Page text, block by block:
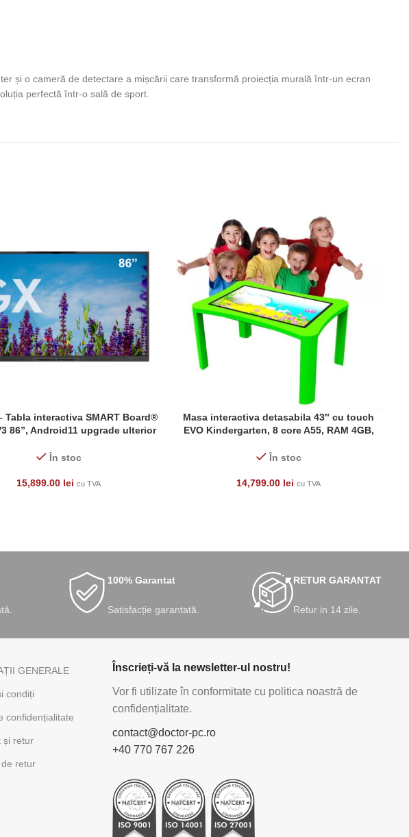
și o cameră de detectare a mișcării care transformă proiecția murală într-un ecran
perfectă într-o sală de sport.
COȘ
Tabla interactiva SMART Board®
86”, Android11 upgrade ulterior
În stoc
15,899.00 lei cu TVA
ADAUGĂ ÎN COȘ
Masa interactiva detasabila 43″ cu touch
EVO Kindergarten, 8 core A55, RAM 4GB,
În stoc
14,799.00 lei cu TVA
100% Garantat
Satisfacție garantată.
RETUR GARANTAT
Retur in 14 zile.
GENERALE
condiți
confidențialitate
și retur
retur
Înscrieți-vă la newsletter-ul nostru!
Vor fi utilizate în conformitate cu politica noastră de
confidențialitate.
contact@doctor-pc.ro
+40 770 767 226